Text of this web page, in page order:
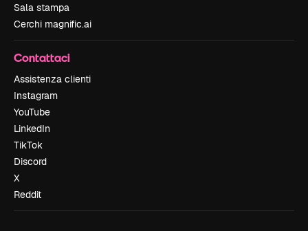
Sala stampa
Cerchi magnific.ai
Contattaci
Assistenza clienti
Instagram
YouTube
LinkedIn
TikTok
Discord
X
Reddit